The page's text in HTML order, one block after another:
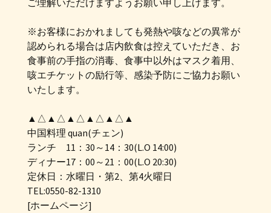
ご理解いただけますようお願い申し上げます。
※お客様におかれましても発熱や咳などの異常が
認められる場合は店内飲食は控えていただき、お
食事前の手指の消毒、食事中以外はマスク着用、
咳エチケットの励行等、感染予防にご協力お願い
いたします。
▲△▲△▲△▲△▲△▲
中国料理 quan(チェン)
ランチ 11：30～14：30(L.O 14:00)
ディナー17：00～21：00(L.O 20:30)
定休日：水曜日・第2、第4火曜日
TEL:0550-82-1310
[ホームページ]